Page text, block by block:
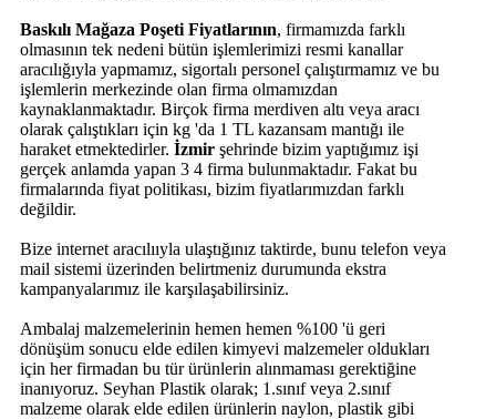
Baskılı Mağaza Poşeti Fiyatlarının, firmamızda farklı
olmasının tek nedeni bütün işlemlerimizi resmi kanallar
aracılığıyla yapmamız, sigortalı personel çalıştırmamız ve bu
işlemlerin merkezinde olan firma olmamızdan
kaynaklanmaktadır. Birçok firma merdiven altı veya aracı
olarak çalıştıkları için kg 'da 1 TL kazansam mantığı ile
haraket etmektedirler. İzmir şehrinde bizim yaptığımız işi
gerçek anlamda yapan 3 4 firma bulunmaktadır. Fakat bu
firmalarında fiyat politikası, bizim fiyatlarımızdan farklı
değildir.
Bize internet aracılııyla ulaştığınız taktirde, bunu telefon veya
mail sistemi üzerinden belirtmeniz durumunda ekstra
kampanyalarımız ile karşılaşabilirsiniz.
Ambalaj malzemelerinin hemen hemen %100 'ü geri
dönüşüm sonucu elde edilen kimyevi malzemeler oldukları
için her firmadan bu tür ürünlerin alınmaması gerektiğine
inanıyoruz. Seyhan Plastik olarak; 1.sınıf veya 2.sınıf
malzeme olarak elde edilen ürünlerin naylon, plastik gibi